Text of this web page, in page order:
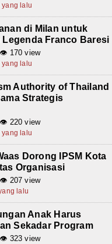
yang lalu
di Milan untuk
Legenda Franco Baresi
170 view
yang lalu
Authority of Thailand
Strategis
220 view
yang lalu
Dorong IPSM Kota
Organisasi
👁 207 view
lalu
Anak Harus
Sekadar Program
👁 323 view